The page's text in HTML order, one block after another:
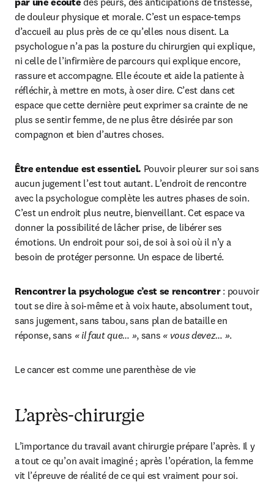
de douleur physique et morale. C’est un espace-temps
d’accueil au plus près de ce qu’elles nous disent. La
psychologue n’a pas la posture du chirurgien qui explique,
ni celle de l’infirmière de parcours qui explique encore,
rassure et accompagne. Elle écoute et aide la patiente à
réfléchir, à mettre en mots, à oser dire. C’est dans cet
espace que cette dernière peut exprimer sa crainte de ne
plus se sentir femme, de ne plus être désirée par son
compagnon et bien d’autres choses.
Être entendue est essentiel. Pouvoir pleurer sur soi sans
aucun jugement l’est tout autant. L’endroit de rencontre
avec la psychologue complète les autres phases de soin.
C’est un endroit plus neutre, bienveillant. Cet espace va
donner la possibilité de lâcher prise, de libérer ses
émotions. Un endroit pour soi, de soi à soi où il n’y a
besoin de protéger personne. Un espace de liberté.
Rencontrer la psychologue c’est se rencontrer : pouvoir
tout se dire à soi-même et à voix haute, absolument tout,
sans jugement, sans tabou, sans plan de bataille en
réponse, sans « il faut que… », sans « vous devez… ».
Le cancer est comme une parenthèse de vie
L’après-chirurgie
L’importance du travail avant chirurgie prépare l’après. Il y
a tout ce qu’on avait imaginé ; après l’opération, la femme
vit l’épreuve de réalité de ce qui est vraiment pour soi.